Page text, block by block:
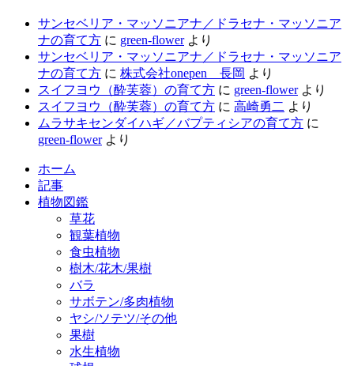
サンセベリア・マッソニアナ／ドラセナ・マッソニア
ナの育て方 に green-flowerより
サンセベリア・マッソニアナ／ドラセナ・マッソニア
ナの育て方 に 株式会社onepen 長岡 より
スイフヨウ（酔芙蓉）の育て方 に green-flowerより
スイフヨウ（酔芙蓉）の育て方 に 高崎勇二 より
ムラサキセンダイハギ／バプティシアの育て方 に
green-flowerより
ホーム
記事
植物図鑑
草花
観葉植物
食虫植物
樹木/花木/果樹
バラ
サボテン/多肉植物
ヤシ/ソテツ/その他
果樹
水生植物